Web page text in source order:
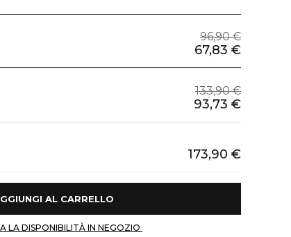
96,90 €
67,83 €
133,90 €
93,73 €
173,90 €